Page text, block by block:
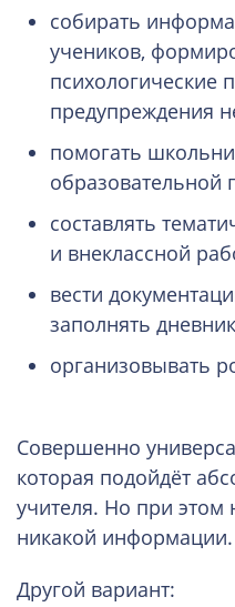
собирать
учеников,
психологические
предупреждения
помогать
образовательной
составлять
и внеклассной
вести
заполнять
организовывать
Совершенно
которая подойдёт
учителя. Но при этом
никакой информации.
Другой вариант: